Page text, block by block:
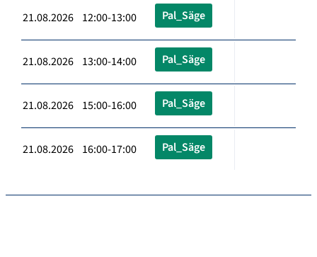
21.08.2026 12:00-13:00 Pal_Säge
21.08.2026 13:00-14:00 Pal_Säge
21.08.2026 15:00-16:00 Pal_Säge
21.08.2026 16:00-17:00 Pal_Säge